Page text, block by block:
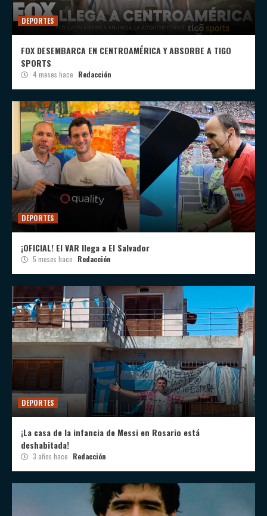
DEPORTES
FOX DESEMBARCA EN CENTROAMÉRICA Y ABSORBE A TIGO
SPORTS
4 meses hace Redacción
DEPORTES
¡OFICIAL! El VAR llega a El Salvador
5 meses hace Redacción
DEPORTES
¡La casa de la infancia de Messi en Rosario está
deshabitada!
3 años hace Redacción